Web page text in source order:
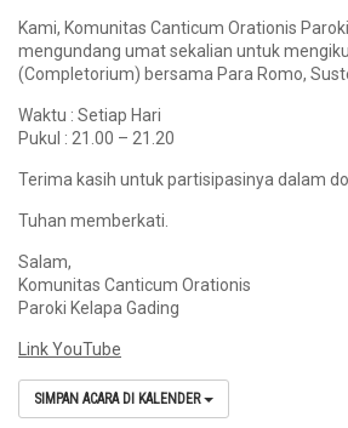
Kami, Komunitas Canticum Orationis
mengundang umat sekalian untuk
(Completorium) bersama Para Romo,
Waktu : Setiap Hari
Pukul : 21.00 – 21.20
Terima kasih untuk partisipasinya dalam
Tuhan memberkati.
Salam,
Komunitas Canticum Orationis
Paroki Kelapa Gading
Link YouTube
SIMPAN ACARA DI KALENDER